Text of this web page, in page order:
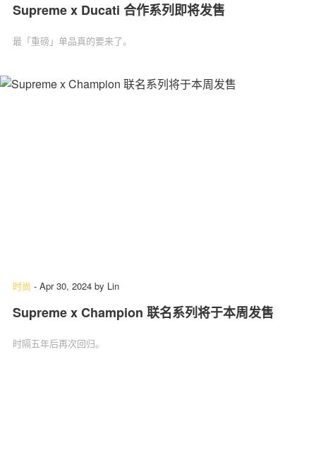
Supreme x Ducati 合作系列即将发售
最「重磅」单品真的要来了。
时尚 - Apr 30, 2024 by Lin
Supreme x Champion 联名系列将于本周发售
时隔五年后再次回归。